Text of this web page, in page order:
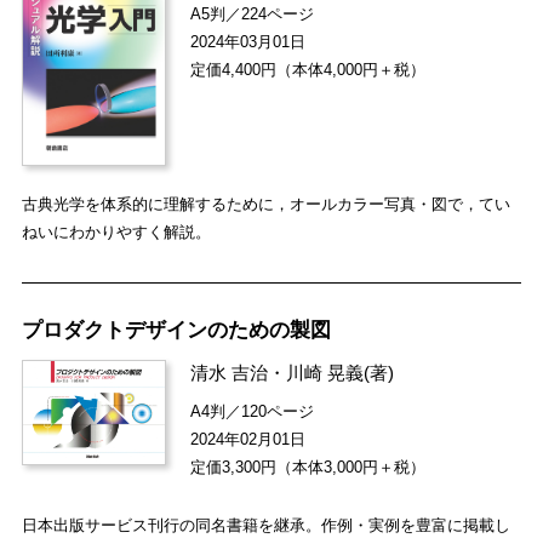
A5判／224ページ
2024年03月01日
定価4,400円（本体4,000円＋税）
古典光学を体系的に理解するために，オールカラー写真・図で，てい
ねいにわかりやすく解説。
プロダクトデザインのための製図
清水 吉治 ・ 川崎 晃義(著)
A4判／120ページ
2024年02月01日
定価3,300円（本体3,000円＋税）
日本出版サービス刊行の同名書籍を継承。作例・実例を豊富に掲載し